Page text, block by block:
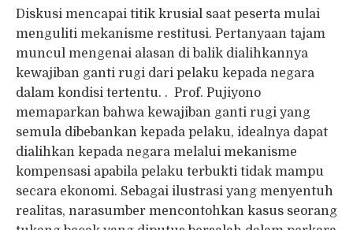
Diskusi mencapai titik krusial saat peserta mulai
menguliti mekanisme restitusi. Pertanyaan tajam
muncul mengenai alasan di balik dialihkannya
kewajiban ganti rugi dari pelaku kepada negara
dalam kondisi tertentu. . Prof. Pujiyono
memaparkan bahwa kewajiban ganti rugi yang
semula dibebankan kepada pelaku, idealnya dapat
dialihkan kepada negara melalui mekanisme
kompensasi apabila pelaku terbukti tidak mampu
secara ekonomi. Sebagai ilustrasi yang menyentuh
realitas, narasumber mencontohkan kasus seorang